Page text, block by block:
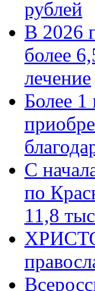
рублей
В 2026
более
лечение
Более 1
С
по
11,8